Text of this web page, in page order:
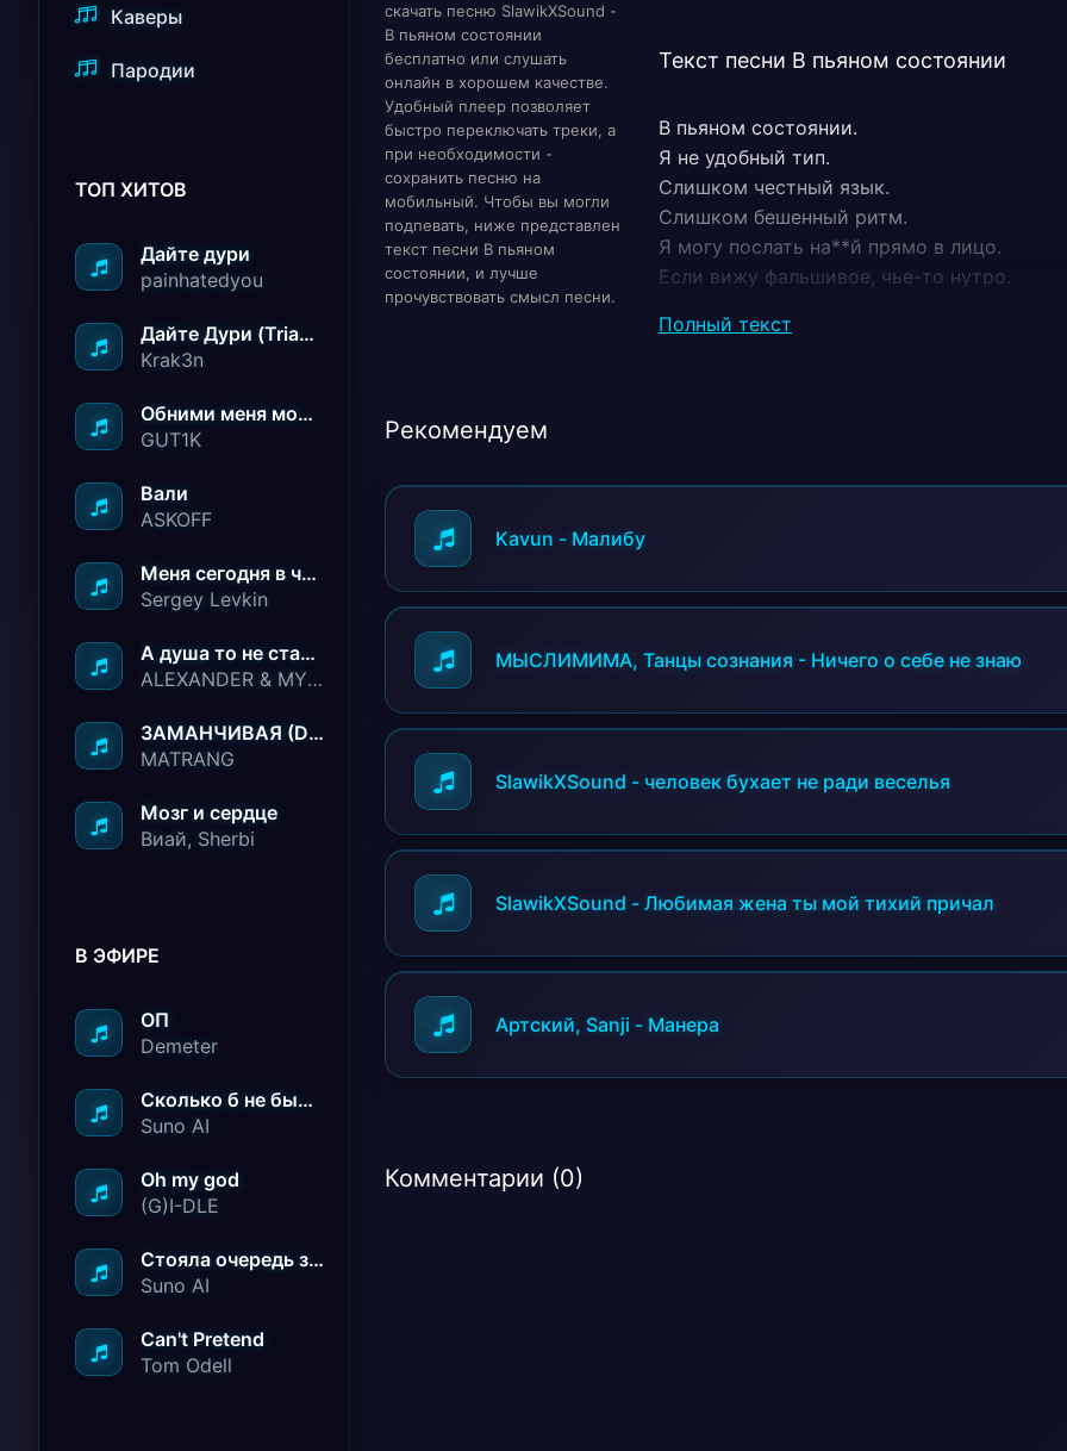
Каверы
Пародии
ТОП ХИТОВ
Дайте дури
painhatedyou
Дайте Дури (Triad Remix)
Krak3n
Обними меня молча ничего не говори
GUT1K
Вали
ASKOFF
Меня сегодня в чёрный список занесли
Sergey Levkin
А душа то не стареет
ALEXANDER & MY FAMILY
ЗАМАНЧИВАЯ (Deep House Remix)
MATRANG
Мозг и сердце
Виай, Sherbi
В ЭФИРЕ
ОП
Demeter
Сколько б не было вам лет не грустите
Suno AI
Oh my god
(G)I-DLE
Стояла очередь за радостью
Suno AI
Can't Pretend
Tom Odell
скачать песню SlawikXSound -
В пьяном состоянии
бесплатно или слушать
онлайн в хорошем качестве.
Удобный плеер позволяет
быстро переключать треки, а
при необходимости -
сохранить песню на
мобильный. Чтобы вы могли
подпевать, ниже представлен
текст песни В пьяном
состоянии, и лучше
прочувствовать смысл песни.
Текст песни В пьяном состоянии
В пьяном состоянии.
Я не удобный тип.
Слишком честный язык.
Слишком бешенный ритм.
Я могу послать на**й прямо в лицо.
Если вижу фальшивое, чье-то нутро.
Полный текст
Рекомендуем
Kavun - Малибу
МЫСЛИМИМА, Танцы сознания - Ничего о себе не знаю
SlawikXSound - человек бухает не ради веселья
SlawikXSound - Любимая жена ты мой тихий причал
Артский, Sanji - Манера
Комментарии (0)